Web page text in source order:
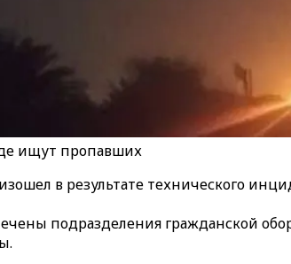
ищут пропавших
в результате технического
подразделения гражданской